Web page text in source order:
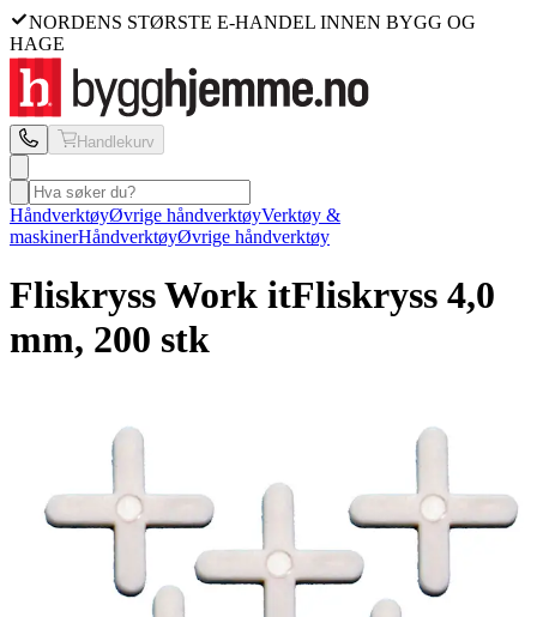
NORDENS STØRSTE E-HANDEL INNEN BYGG OG
HAGE
Handlekurv
HåndverktøyØvrige håndverktøyVerktøy &
maskinerHåndverktøyØvrige håndverktøy
Fliskryss Work itFliskryss 4,0
mm, 200 stk